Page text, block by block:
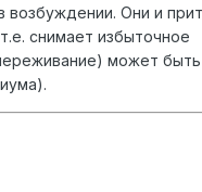
возбуждении. Они и
снимает избыточное
может быть